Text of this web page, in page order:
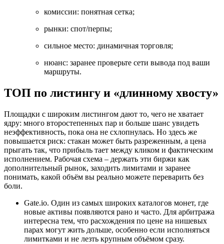
комиссии: понятная сетка;
рынки: спот/перпы;
сильное место: динамичная торговля;
нюанс: заранее проверьте сети вывода под ваши
маршруты.
ТОП по листингу и «длинному хвосту»
Площадки с широким листингом дают то, чего не хватает
ядру: много второстепенных пар и больше шанс увидеть
неэффективность, пока она не схлопнулась. Но здесь же
повышается риск: стакан может быть разреженным, а цена
прыгать так, что прибыль тает между кликом и фактическим
исполнением. Рабочая схема – держать эти биржи как
дополнительный рынок, заходить лимитами и заранее
понимать, какой объём вы реально можете переварить без
боли.
Gate.io. Один из самых широких каталогов монет, где
новые активы появляются рано и часто. Для арбитража
интересна тем, что расхождения по цене на нишевых
парах могут жить дольше, особенно если исполняться
лимитками и не лезть крупным объёмом сразу.